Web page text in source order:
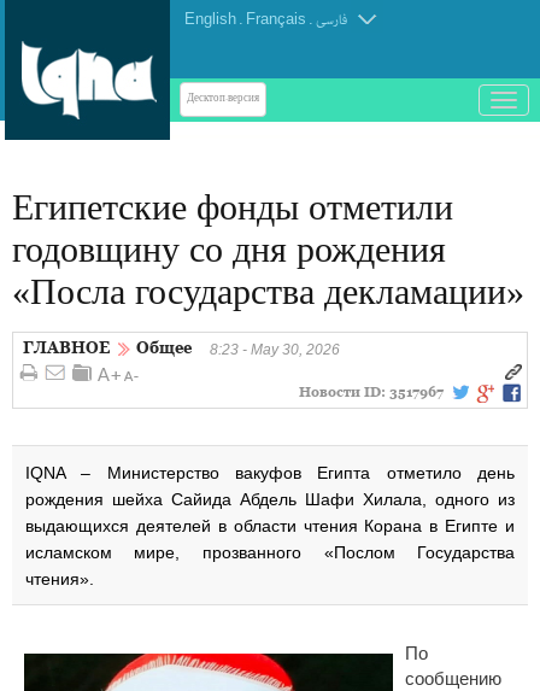
English . Français . فارسی
Десктоп-версия
باز
و
Египетские фонды отметили
годовщину со дня рождения
«Посла государства декламации»
ГЛАВНОЕ Общее 8:23 - May 30, 2026
Новости ID: 3517967
IQNA – Министерство вакуфов Египта отметило день
рождения шейха Сайида Абдель Шафи Хилала, одного из
выдающихся деятелей в области чтения Корана в Египте и
исламском мире, прозванного «Послом Государства
чтения».
По
сообщению